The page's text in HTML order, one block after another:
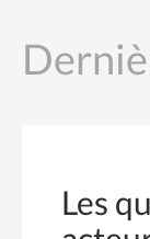
Les